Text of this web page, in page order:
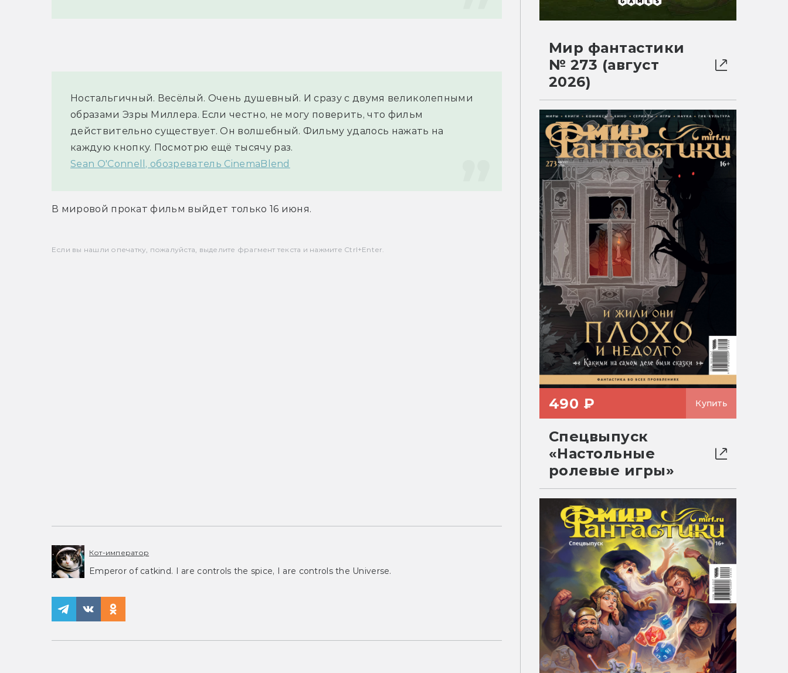
Ностальгичный. Весёлый. Очень душевный. И сразу с двумя великолепными
образами Эзры Миллера. Если честно, не могу поверить, что фильм
действительно существует. Он волшебный. Фильму удалось нажать на
каждую кнопку. Посмотрю ещё тысячу раз.
Sean O'Connell, обозреватель CinemaBlend
В мировой прокат фильм выйдет только 16 июня.
Если вы нашли опечатку, пожалуйста, выделите фрагмент текста и нажмите Ctrl+Enter.
Кот-император
Emperor of catkind. I are controls the spice, I are controls the Universe.
Мир фантастики
№ 273 (август
2026)
490 ₽ Купить
Спецвыпуск
«Настольные
ролевые игры»